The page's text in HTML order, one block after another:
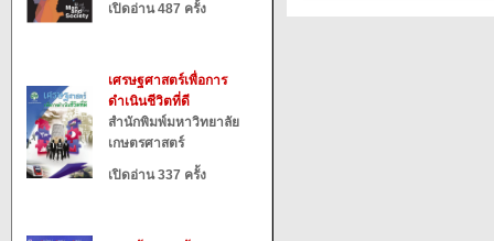
เปิดอ่าน 487 ครั้ง
เศรษฐศาสตร์เพื่อการ
ดำเนินชีวิตที่ดี
สำนักพิมพ์มหาวิทยาลัย
เกษตรศาสตร์
เปิดอ่าน 337 ครั้ง